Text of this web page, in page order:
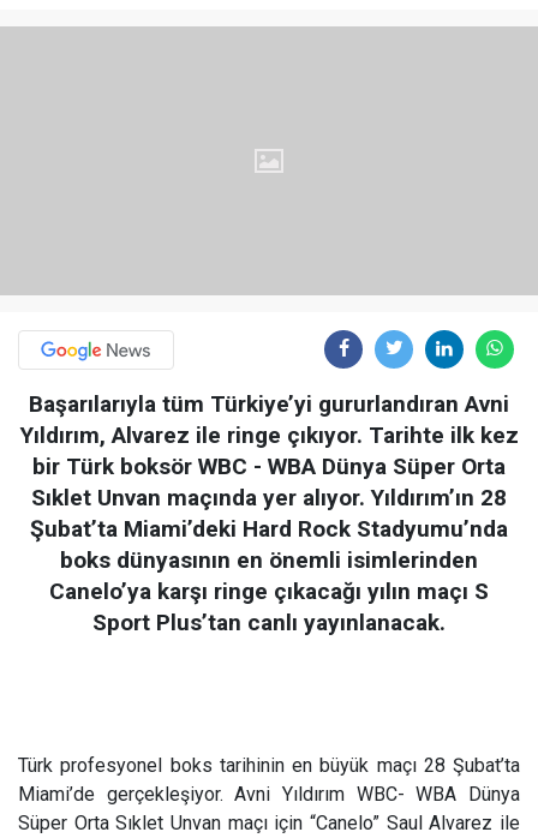
Başarılarıyla tüm Türkiye’yi gururlandıran Avni
Yıldırım, Alvarez ile ringe çıkıyor. Tarihte ilk kez
bir Türk boksör WBC - WBA Dünya Süper Orta
Sıklet Unvan maçında yer alıyor. Yıldırım’ın 28
Şubat’ta Miami’deki Hard Rock Stadyumu’nda
boks dünyasının en önemli isimlerinden
Canelo’ya karşı ringe çıkacağı yılın maçı S
Sport Plus’tan canlı yayınlanacak.
Türk profesyonel boks tarihinin en büyük maçı 28 Şubat’ta
Miami’de gerçekleşiyor. Avni Yıldırım WBC- WBA Dünya
Süper Orta Sıklet Unvan maçı için “Canelo” Saul Alvarez ile